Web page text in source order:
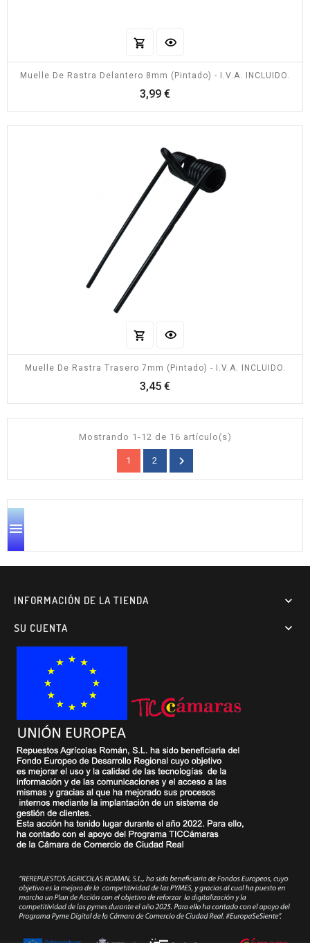
Muelle De Rastra Delantero 8mm (pintado) - I.V.A. INCLUIDO.
3,99 €Precio
Muelle De Rastra Trasero 7mm (pintado) - I.V.A. INCLUIDO.
3,45 €Precio
Mostrando 1-12 de 16 artículo(s)
1 2 

INFORMACIÓN DE LA TIENDA 
SU CUENTA 